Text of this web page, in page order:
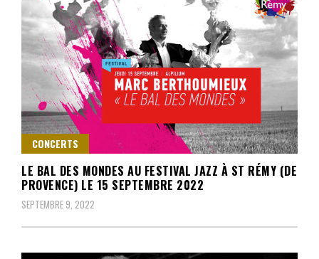
CONCERTS
LE BAL DES MONDES AU FESTIVAL JAZZ À ST RÉMY (DE
PROVENCE) LE 15 SEPTEMBRE 2022
SEPTEMBRE 9, 2022